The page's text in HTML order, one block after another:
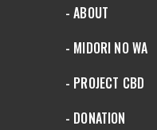
- ABOUT
- MIDORI NO WA
- PROJECT CBD
- DONATION